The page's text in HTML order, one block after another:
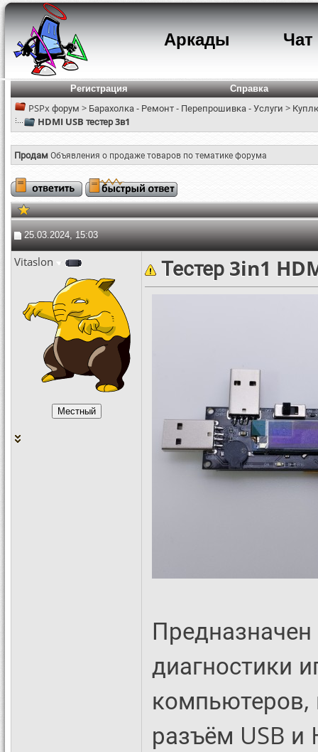
Аркады Чат
Регистрация Справка
PSPx форум > Барахолка - Ремонт - Перепрошивка - Услуги >
HDMI USB тестер 3в1
ПродамОбъявления о продаже товаров по тематике форума
25.03.2024, 15:03
Vitaslon Тестер 3in1
диагностики
компьютеров,
разъём USB и